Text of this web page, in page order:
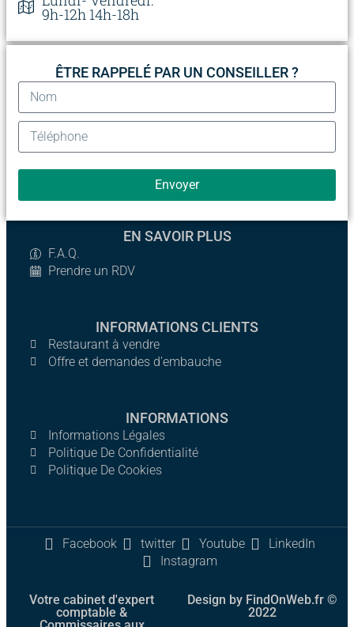
9h-12h 14h-18h
ÊTRE RAPPELÉ PAR UN CONSEILLER ?
Envoyer
EN SAVOIR PLUS
F.A.Q.
Prendre un RDV
INFORMATIONS CLIENTS
Restaurant à vendre
Offre et demandes d'embauche
INFORMATIONS
Informations Légales
Politique De Confidentialité
Politique De Cookies
Facebook twitter Youtube
LinkedIn
Instagram
Votre cabinet d'expert
comptable &
Design by FindOnWeb.fr ©
2022